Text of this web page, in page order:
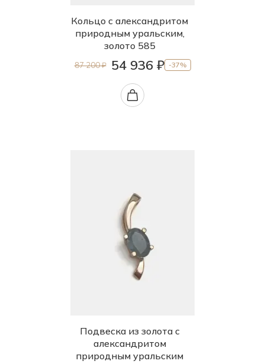
Кольцо с александритом
природным уральским,
золото 585
87 200 ₽ 54 936 ₽ -37%
Подвеска из золота с
александритом
природным уральским